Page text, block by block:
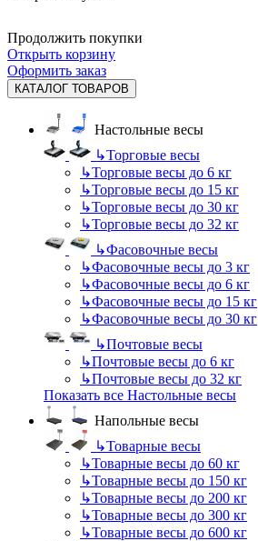
Продолжить покупки
Открыть корзину
Оформить заказ
КАТАЛОГ ТОВАРОВ
Настольные весы
↳Торговые весы
↳Торговые весы до 6 кг
↳Торговые весы до 15 кг
↳Торговые весы до 30 кг
↳Торговые весы до 32 кг
↳Фасовочные весы
↳Фасовочные весы до 3 кг
↳Фасовочные весы до 6 кг
↳Фасовочные весы до 15 кг
↳Фасовочные весы до 30 кг
↳Почтовые весы
↳Почтовые весы до 6 кг
↳Почтовые весы до 32 кг
Показать все Настольные весы
Напольные весы
↳Товарные весы
↳Товарные весы до 60 кг
↳Товарные весы до 150 кг
↳Товарные весы до 200 кг
↳Товарные весы до 300 кг
↳Товарные весы до 600 кг